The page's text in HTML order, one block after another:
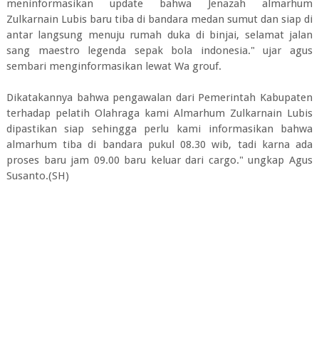
meninformasikan update bahwa Jenazah almarhum
Zulkarnain Lubis baru tiba di bandara medan sumut dan siap di
antar langsung menuju rumah duka di binjai, selamat jalan
sang maestro legenda sepak bola indonesia." ujar agus
sembari menginformasikan lewat Wa grouf.
Dikatakannya bahwa pengawalan dari Pemerintah Kabupaten
terhadap pelatih Olahraga kami Almarhum Zulkarnain Lubis
dipastikan siap sehingga perlu kami informasikan bahwa
almarhum tiba di bandara pukul 08.30 wib, tadi karna ada
proses baru jam 09.00 baru keluar dari cargo." ungkap Agus
Susanto.(SH)